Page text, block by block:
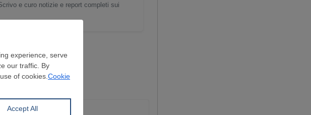
e curo notizie e report completi sui
vendite